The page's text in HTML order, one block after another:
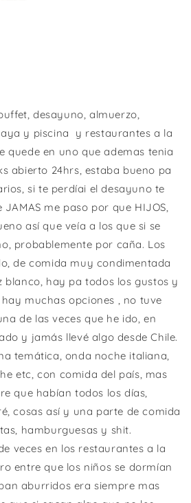
desayuno, almuerzo,
y piscina
y restaurantes a la
quede en uno que ademas tenia
abierto 24hrs, estaba bueno pa
si te perdíai el desayuno te
me paso por que HIJOS,
así que veía a los que si se
probablemente por caña. Los
de comida muy condimentada
blanco, hay pa todos los gustos y
muchas opciones , no tuve
de las veces que he ido, en
y jamás llevé algo desde Chile.
temática, onda noche italiana,
etc, con comida del país, mas
que habían todos los días,
cosas así y una parte de comida
hamburguesas y shit.
veces en los restaurantes a la
entre que los niños se dormían
aburridos era siempre mas